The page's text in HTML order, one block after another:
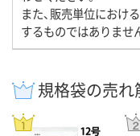
また、販売単位におけ
するものではありませ
規格袋の売